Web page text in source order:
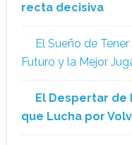
recta decisiva
El Sueño de
Futuro y la Mejor
El Despertar de
que Lucha por